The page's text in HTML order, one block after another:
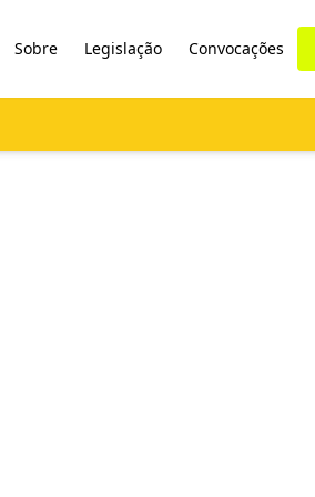
Sobre Legislação Convocações